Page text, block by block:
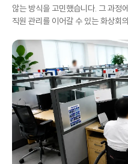
에스원CRM은 이러한 출퇴근 부담
않는 방식을 고민했습니다. 그 과정